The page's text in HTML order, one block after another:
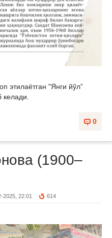
этилаётган "Янги йўл”
келади.
0
(1900–
2025, 22:01 614